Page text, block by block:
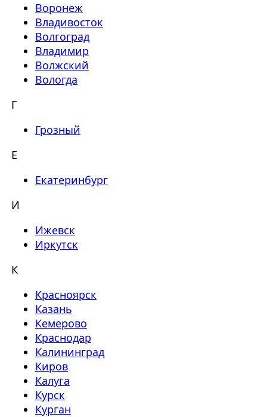
Воронеж
Владивосток
Волгоград
Владимир
Волжский
Вологда
Г
Грозный
Е
Екатеринбург
И
Ижевск
Иркутск
К
Красноярск
Казань
Кемерово
Краснодар
Калининград
Киров
Калуга
Курск
Курган